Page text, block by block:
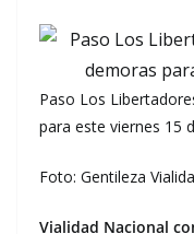
Paso Los
para este viernes 15
Foto: Gentileza
Vialidad Nacional